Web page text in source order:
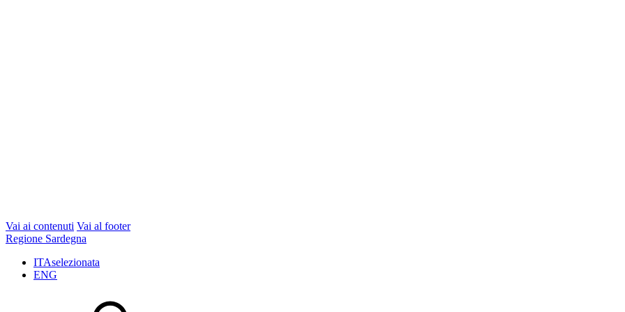
Vai ai contenuti Vai al footer
Regione Sardegna
ITAselezionata
ENG